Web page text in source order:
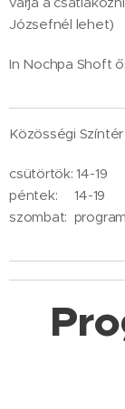
Józsefnél lehet)
In Nochpa Shoft
Közösségi
csütörtök: 14-19
péntek: 14-19
szombat: